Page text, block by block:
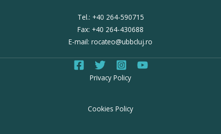
Tel.: +40 264-590715
Fax: +40 264-430688
E-mail: rocateo@ubbcluj.ro
Privacy Policy
Cookies Policy